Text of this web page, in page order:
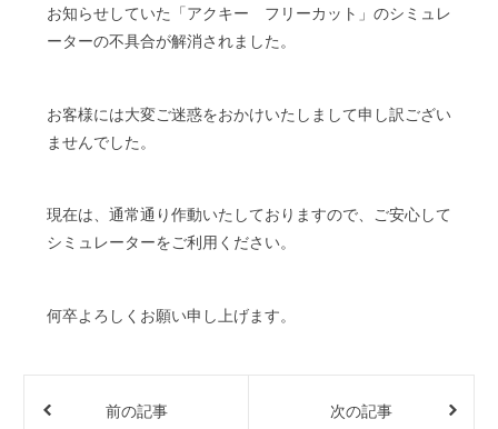
お知らせしていた「アクキー フリーカット」のシミュレ
ーターの不具合が解消されました。
お客様には大変ご迷惑をおかけいたしまして申し訳ござい
ませんでした。
現在は、通常通り作動いたしておりますので、ご安心して
シミュレーターをご利用ください。
何卒よろしくお願い申し上げます。
前の記事 次の記事